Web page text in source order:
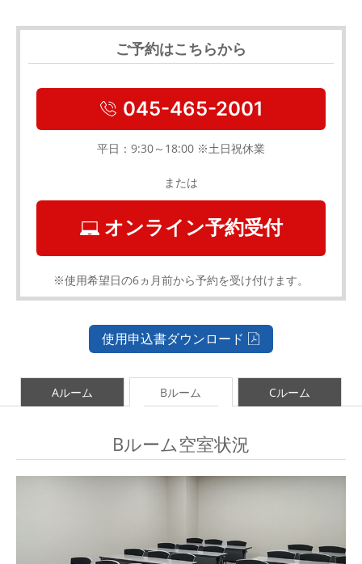
ご予約はこちらから
045-465-2001
平日：9:30～18:00 ※土日祝休業
または
オンライン予約受付
※使用希望日の6ヵ月前から予約を受け付けます。
使用申込書ダウンロード
Aルーム Bルーム Cルーム
Bルーム空室状況